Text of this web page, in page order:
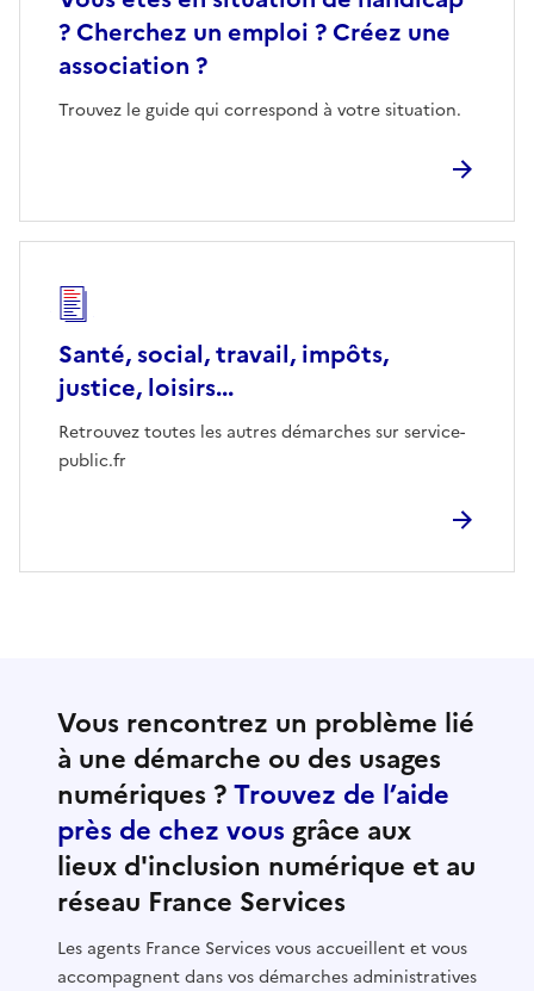
? Cherchez un emploi ? Créez une
association ?
Trouvez le guide qui correspond à votre situation.
Santé, social, travail, impôts,
justice, loisirs...
Retrouvez toutes les autres démarches sur service-
public.fr
Vous rencontrez un problème lié
à une démarche ou des usages
numériques ?Trouvez de l’aide
près de chez vous grâce aux
lieux d'inclusion numérique et au
réseau France Services
Les agents France Services vous accueillent et vous
accompagnent dans vos démarches administratives